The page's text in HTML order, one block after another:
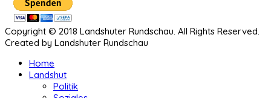
Copyright © 2018 Landshuter Rundschau. All Rights Reserved.
Created by Landshuter Rundschau
Home
Landshut
Politik